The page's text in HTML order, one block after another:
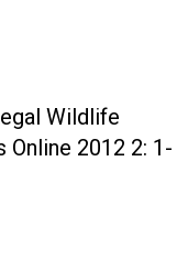
Wildlife
2012 2: 1-